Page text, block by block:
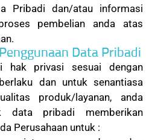
Pribadi dan/atau informasi
pembelian anda atas
Data Pribadi
hak privasi sesuai dengan
dan untuk senantiasa
produk/layanan, anda
data pribadi memberikan
Perusahaan untuk :